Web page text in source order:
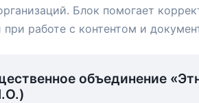
Блок помогает
работе с контентом и
объединение